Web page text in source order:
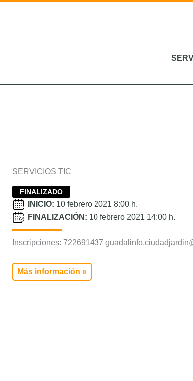
SERVICIOS TIC
FINALIZADO
INICIO: 10 febrero 2021 8:00 h.
FINALIZACIÓN: 10 febrero 2021 14:00 h.
Inscripciones: 722691437
Más información »